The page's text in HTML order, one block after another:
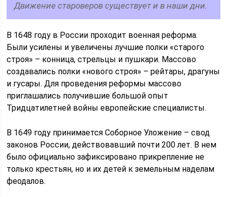
Движение староверов существует и в наши дни.
В 1648 году в России проходит военная реформа.
Были усилены и увеличены лучшие полки «старого
строя» – конница, стрельцы и пушкари. Массово
создавались полки «нового строя» – рейтары, драгуны
и гусары. Для проведения реформы массово
приглашались получившие большой опыт
Тридцатилетней войны европейские специалисты.
В 1649 году принимается Соборное Уложение – свод
законов России, действовавший почти 200 лет. В нем
было официально зафиксировано прикрепление не
только крестьян, но и их детей к земельным наделам
феодалов.